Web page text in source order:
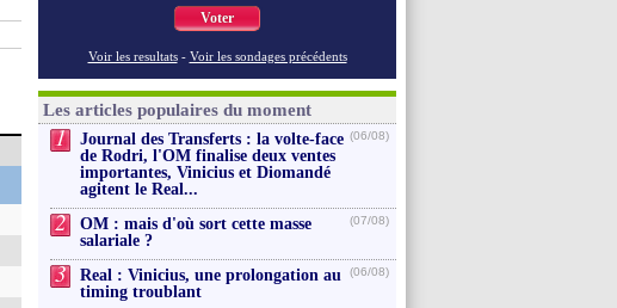
Voter
Voir les resultats - Voir les sondages précédents
Les articles populaires du moment
1
Journal des Transferts : la volte-face
de Rodri, l'OM finalise deux ventes
importantes, Vinicius et Diomandé
agitent le Real...
(06/08)
2
OM : mais d'où sort cette masse
salariale ?
(07/08)
3
Real : Vinicius, une prolongation au
timing troublant
(06/08)